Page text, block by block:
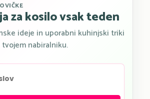
za kosilo vsak teden
ideje in uporabni kuhinjski triki
nabiralniku.